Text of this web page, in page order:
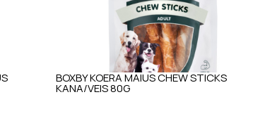
BOXBY KOERA MAIUS CHEW STICKS
KANA/VEIS 80G